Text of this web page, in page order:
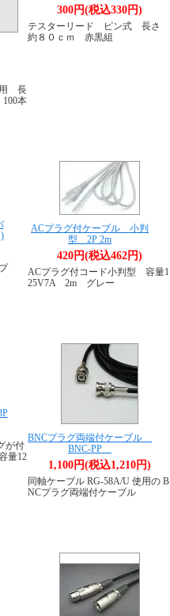
用 長
本
300円(税込330円)
テスターリード ピン式 長さ
約８０ｃｍ 赤黒組
ACプラグ付ケーブル 小判
型 2P 2m
420円(税込462円)
ACプラグ付コード小判型 容量1
25V7A 2m グレー
が付
量12
BNCプラグ両端付ケーブル
BNC-PP
1,100円(税込1,210円)
同軸ケーブル RG-58A/U 使用の B
NCプラグ両端付ケーブル